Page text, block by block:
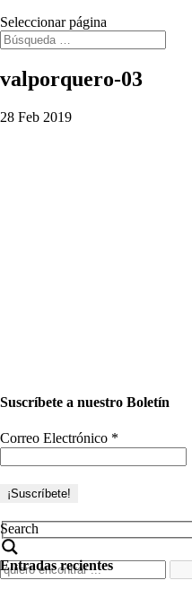
Seleccionar página
valporquero-03
28 Feb 2019
Suscríbete a nuestro Boletín
Correo Electrónico *
Search
Entradas recientes